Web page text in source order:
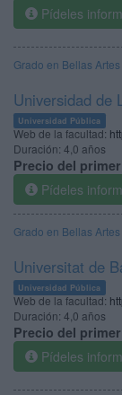
Pídeles
Grado en Bellas Artes
Universidad de
Universidad Pública
Web de la facultad:
Duración: 4,0 años
Precio del
Pídeles
Grado en Bellas Artes
Universitat de
Universidad Pública
Web de la facultad:
Duración: 4,0 años
Precio del
Pídeles